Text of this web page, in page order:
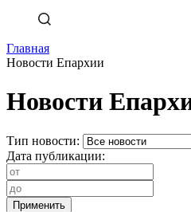
Главная
Новости Епархии
Новости
Тип новости:
Дата публикации: